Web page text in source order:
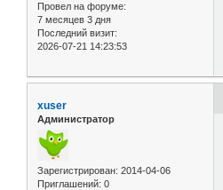
Провел на форуме:
7 месяцев 3 дня
Последний визит:
2026-07-21 14:23:53
xuser
Администратор
Зарегистрирован: 2014-04-06
Приглашений: 0